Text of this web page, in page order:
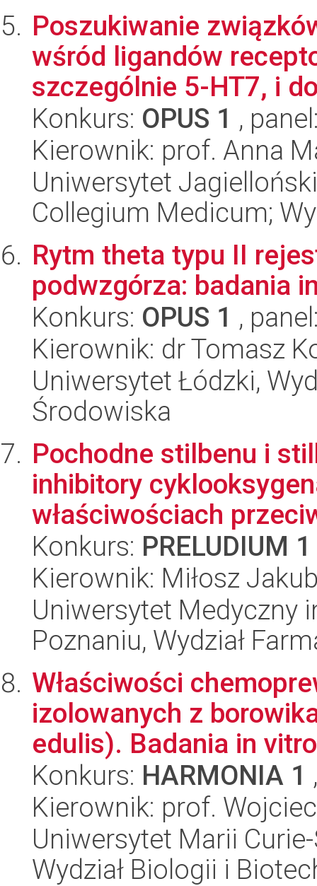
Poszukiwanie
wśród ligandów
szczególnie 5-HT7, i
Konkurs: OPUS 1 ,
Kierownik: prof. Anna
Uniwersytet
Collegium Medicum;
Rytm theta typu II
podwzgórza: badania
Konkurs: OPUS 1 ,
Kierownik: dr Tomasz
Uniwersytet Łódzki,
Środowiska
Pochodne stilbenu i
inhibitory
właściwościach
Konkurs: PRELUDIUM 1
Kierownik: Miłosz
Uniwersytet Medyczny
Poznaniu, Wydział
Właściwości
izolowanych z
edulis). Badania in
Konkurs: HARMONIA 1
Kierownik: prof.
Uniwersytet Marii
Wydział Biologii i